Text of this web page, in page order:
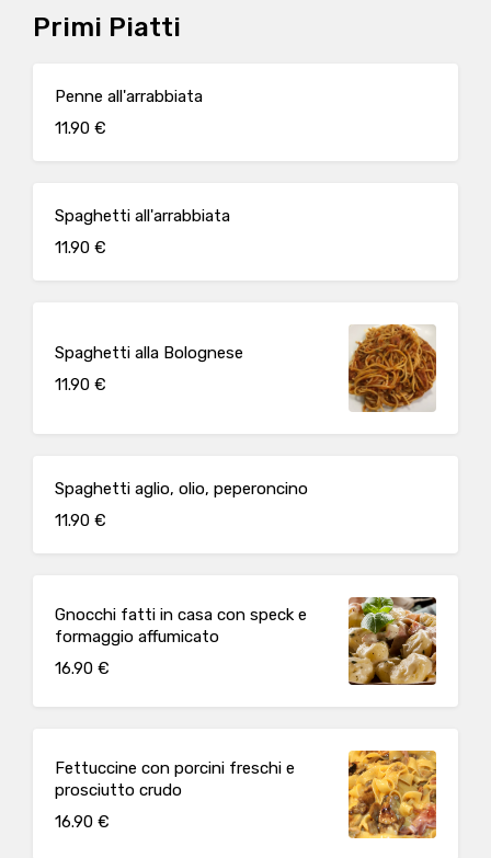
Primi Piatti
Penne all'arrabbiata
11.90 €
Spaghetti all'arrabbiata
11.90 €
Spaghetti alla Bolognese
11.90 €
Spaghetti aglio, olio, peperoncino
11.90 €
Gnocchi fatti in casa con speck e
formaggio affumicato
16.90 €
Fettuccine con porcini freschi e
prosciutto crudo
16.90 €